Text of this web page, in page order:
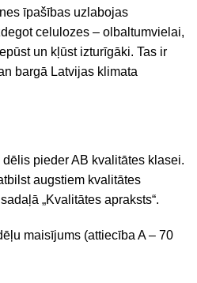
īpašības uzlabojas
celulozes – olbaltumvielai,
un kļūst izturīgāki. Tas ir
bargā Latvijas klimata
pieder AB kvalitātes klasei.
augstiem kvalitātes
„Kvalitātes apraksts“.
maisījums (attiecība A – 70